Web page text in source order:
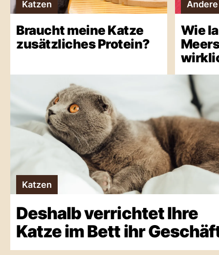
Katzen
Braucht meine Katze
zusätzliches Protein?
Wie
Katzen
Deshalb verrichtet Ihre
Katze im Bett ihr